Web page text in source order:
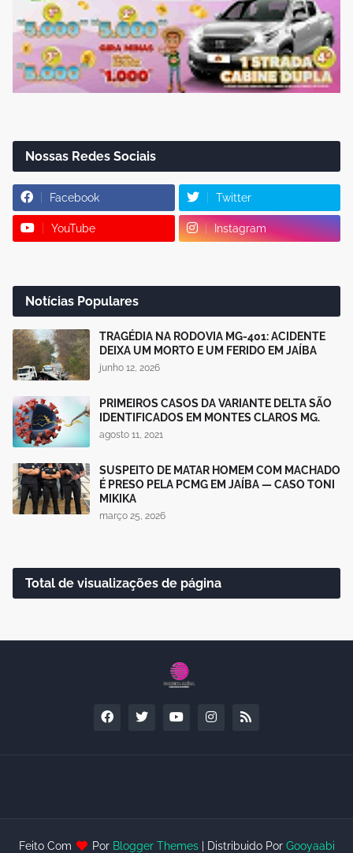
Nossas Redes Sociais
Facebook Twitter
YouTube Instagram
Notícias Populares
TRAGÉDIA NA RODOVIA MG-401: ACIDENTE
DEIXA UM MORTO E UM FERIDO EM JAÍBA
junho 12, 2026
PRIMEIROS CASOS DA VARIANTE DELTA SÃO
IDENTIFICADOS EM MONTES CLAROS MG.
agosto 11, 2021
SUSPEITO DE MATAR HOMEM COM MACHADO
É PRESO PELA PCMG EM JAÍBA — CASO TONI
MIKIKA
março 25, 2026
Total de visualizações de página
Feito Com Por Blogger Themes| Distribuido Por Gooyaabi